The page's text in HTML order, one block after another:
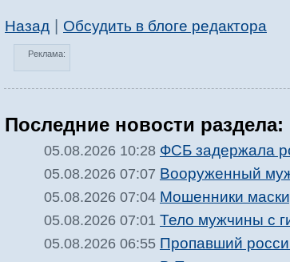
Назад Обсудить в блоге редактора
Реклама:
Последние новости раздела:
05.08.2026 10:28 ФСБ задержала
05.08.2026 07:07 Вооруженный
05.08.2026 07:04 Мошенники
05.08.2026 07:01 Тело мужчины с
05.08.2026 06:55 Пропавший